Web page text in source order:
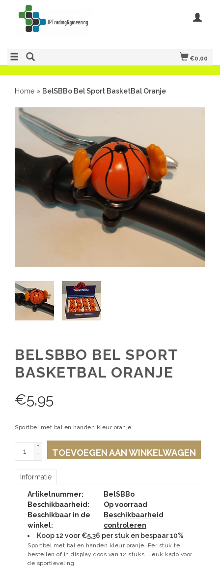
€0,00
Home » BelSBBo Bel Sport BasketBal Oranje
BELSBBO BEL SPORT
BASKETBAL ORANJE
€5,95
Sportbel met bal en handen kleur oranje.
+
-
TOEVOEGEN AAN WINKELWAGEN
Informatie
Artikelnummer:
BelSBBo
Beschikbaarheid:
Op voorraad
Beschikbaar in de
winkel:
Beschikbaarheid
controleren
Koop 12 voor €5,36 per stuk en bespaar 10%
Sportbel met bal en handen kleur oranje. Per stuk te
bestellen of in display doos van 12 stuks. Leuk kado voor
de sportieveling.